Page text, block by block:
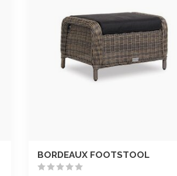
BORDEAUX FOOTSTOOL